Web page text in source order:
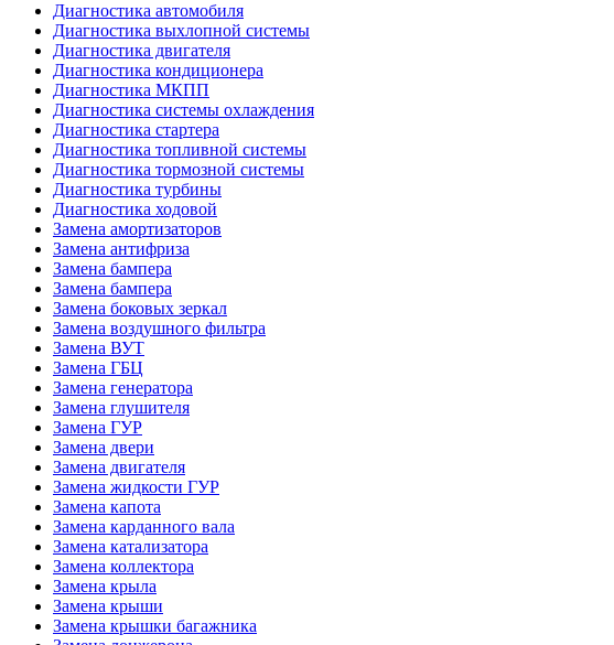
Диагностика автомобиля
Диагностика выхлопной системы
Диагностика двигателя
Диагностика кондиционера
Диагностика МКПП
Диагностика системы охлаждения
Диагностика стартера
Диагностика топливной системы
Диагностика тормозной системы
Диагностика турбины
Диагностика ходовой
Замена амортизаторов
Замена антифриза
Замена бампера
Замена бампера
Замена боковых зеркал
Замена воздушного фильтра
Замена ВУТ
Замена ГБЦ
Замена генератора
Замена глушителя
Замена ГУР
Замена двери
Замена двигателя
Замена жидкости ГУР
Замена капота
Замена карданного вала
Замена катализатора
Замена коллектора
Замена крыла
Замена крыши
Замена крышки багажника